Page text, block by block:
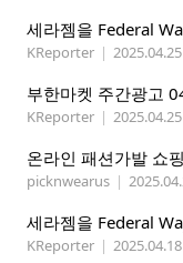
세라젬을 Federal
KReporter | 2025.04.25
부한마켓 주간광고
KReporter | 2025.04.25
온라인 패션가발 쇼
picknwearus |
세라젬을 Federal
KReporter | 2025.04.18